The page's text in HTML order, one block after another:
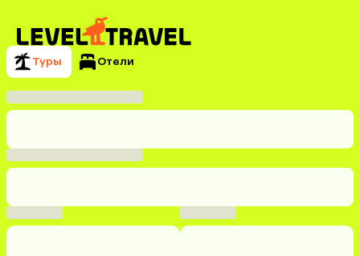
Туры Отели